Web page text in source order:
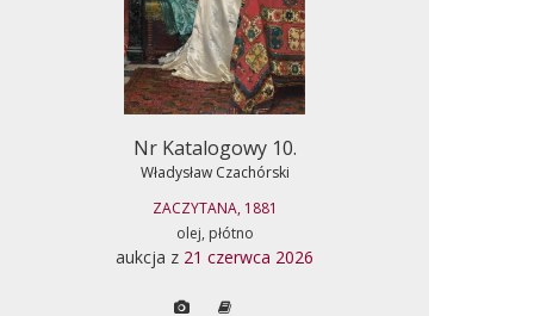
Nr Katalogowy 10.
Władysław Czachórski
ZACZYTANA, 1881
olej, płótno
aukcja z 21 czerwca 2026